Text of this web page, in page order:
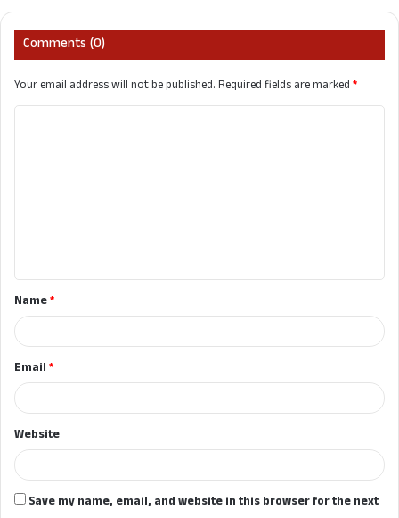
Comments (0)
Your email address will not be published.Required fields are marked*
t
*Name*
Email*
Website
Save my name, email, and website in this browser for the next